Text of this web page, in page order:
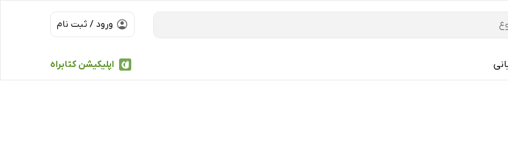
ورود / ثبت نام
اپلیکیشن کتابراه